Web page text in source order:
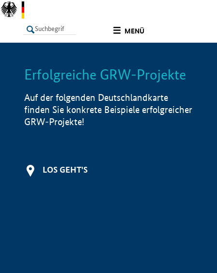
MENÜ
LISTE Info
Erfolgreiche GRW-Projekte
Auf der folgenden Deutschlandkarte
finden Sie konkrete Beispiele erfolgreicher
GRW-Projekte!
LOS GEHT'S